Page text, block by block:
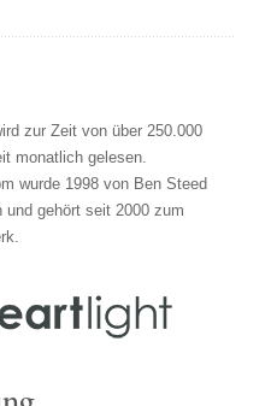
zur Zeit von über 250.000
monatlich gelesen.
wurde 1998 von Ben Steed
und gehört seit 2000 zum